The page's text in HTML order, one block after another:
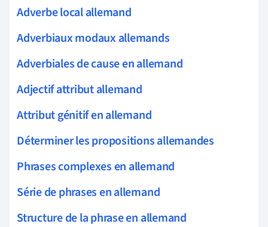
Adverbe local allemand
Adverbiaux modaux allemands
Adverbiales de cause en allemand
Adjectif attribut allemand
Attribut génitif en allemand
Déterminer les propositions allemandes
Phrases complexes en allemand
Série de phrases en allemand
Structure de la phrase en allemand